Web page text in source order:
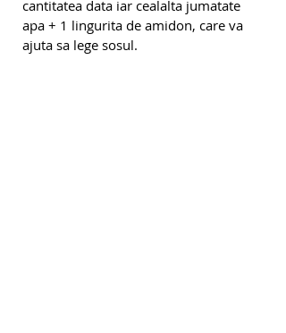
cantitatea data iar cealalta jumatate
apa + 1 lingurita de amidon, care va
ajuta sa lege sosul.